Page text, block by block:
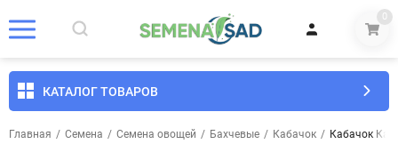
0
КАТАЛОГ ТОВАРОВ
Главная / Семена / Семена овощей / Бахчевые / Кабачок / Кабачок